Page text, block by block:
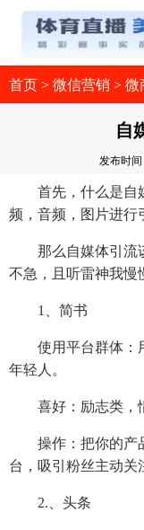
首页 > 微信营销 > 微
自
发布时间
首先，什么是自媒
频，音频，图片进行
那么自媒体引流该
不急，且听雷神我慢
1、简书
使用平台群体：用
年轻人。
喜好：励志类，情
操作：把你的产品
台，吸引粉丝主动关
2.、头条